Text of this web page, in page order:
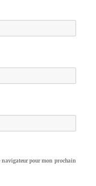
pour mon prochain